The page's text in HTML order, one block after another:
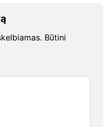
Būtini